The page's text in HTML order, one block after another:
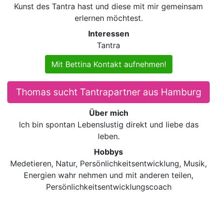
Kunst des Tantra hast und diese mit mir gemeinsam
erlernen möchtest.
Interessen
Tantra
Mit Bettina Kontakt aufnehmen!
Thomas sucht Tantrapartner aus Hamburg
Über mich
Ich bin spontan Lebenslustig direkt und liebe das
leben.
Hobbys
Medetieren, Natur, Persönlichkeitsentwicklung, Musik,
Energien wahr nehmen und mit anderen teilen,
Persönlichkeitsentwicklungscoach